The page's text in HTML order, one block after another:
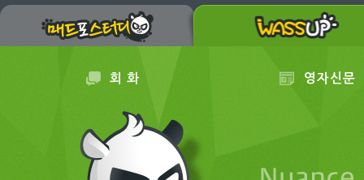
회 화 영자신문